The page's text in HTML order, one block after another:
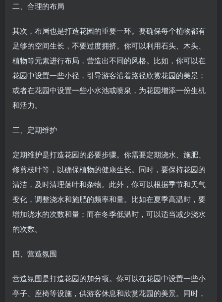
二、合理的布局
其次，布局也是打造花园的重要一环。要确保每个植物都有
足够的空间生长，不要过度拥挤。你可以利用石头、木头、
植物等元素进行布局，营造出不同的风格。比如，你可以在
花园中设置一些小径，引导游客沿着路径欣赏花园的美景；
或者在花园中设置一些小水池或喷泉，为花园增添一份生机
和活力。
三、定期维护
定期维护是打造花园的必要步骤。你需要定期浇水、施肥、
修剪枝叶等，以确保植物的健康生长。同时，要保持花园的
清洁，及时清理落叶和杂物。此外，你可以根据季节和天气
变化，调整浇水和施肥的频率和量。比如在夏季高温时，要
增加浇水的次数和量；而在冬季低温时，可以适当减少浇水
的次数。
四、营造氛围
营造氛围是打造花园的加分项。你可以在花园中设置一些小
亭子、座椅等设施，供游客休息和欣赏花园的美景。同时，